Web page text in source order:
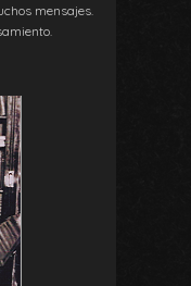
mensajes.